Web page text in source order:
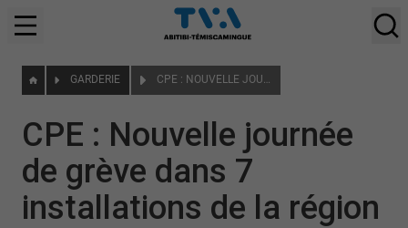
GARDERIE CPE : NOUVELLE JOURNÉE DE GRÈVE DANS 7 INSTALLATIONS DE LA RÉGION
CPE : Nouvelle journée
de grève dans 7
installations de la région